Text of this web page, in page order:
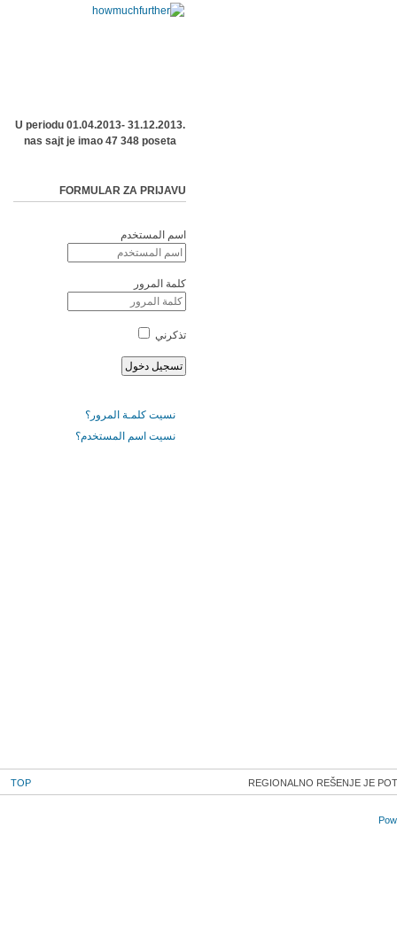
U periodu 01.04.2013- 31.12.2013.
nas sajt je imao 47 348 poseta
FORMULAR ZA PRIJAVU
اسم المستخدم
كلمة المرور
تذكرني
نسيت كلمـة المرور؟
نسيت اسم المستخدم؟
REGIONALNO REŠENJE JE
TOP